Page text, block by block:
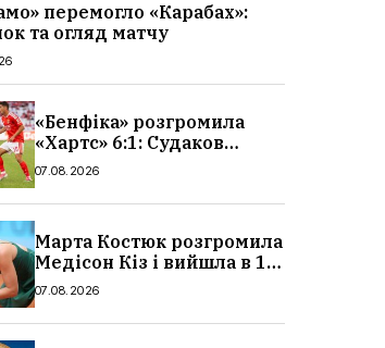
перемогло «Карабах»:
та огляд матчу
«Бенфіка» розгромила
«Хартс» 6:1: Судаков
відзначився асистом,
07.08.2026
Марта Костюк розгромила
Медісон Кіз і вийшла в 1/8
фіналу Торонто: результат
07.08.2026